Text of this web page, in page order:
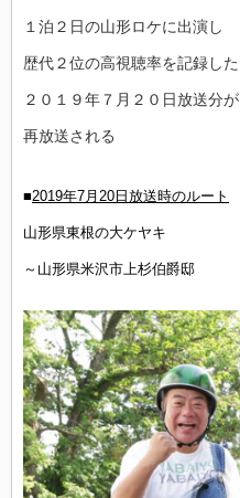
１泊２日の山形ロケに出演し
歴代２位の高視聴率を記録した
２０１９年７月２０日放送分が
再放送される
■2019年7月20日放送時のルート
山形県東根の大ケヤキ
～山形県米沢市上杉伯爵邸